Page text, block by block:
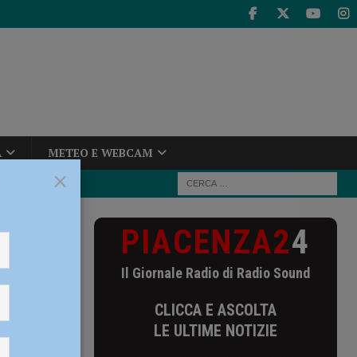
METEO E WEBCAM
di
–
PIACENZA24
Il Giornale Radio di Radio Sound
CLICCA E ASCOLTA
LE ULTIME NOTIZIE
×